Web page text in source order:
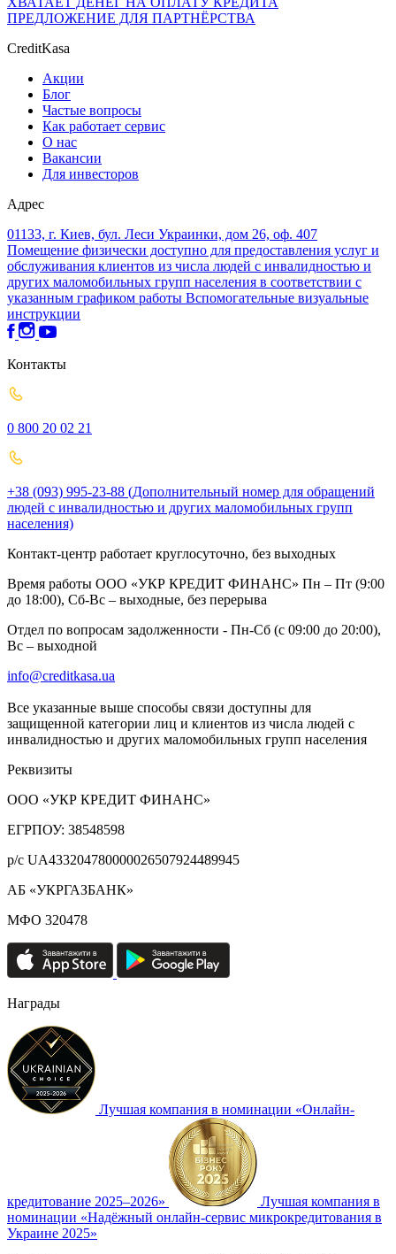
ПРЕДЛОЖЕНИЕ ДЛЯ ПАРТНЁРСТВА
CreditKasa
Акции
Блог
Частые вопросы
Как работает сервис
О нас
Вакансии
Для инвесторов
Адрес
01133, г. Киев, бул. Леси Украинки, дом 26, оф. 407
Помещение физически доступно для предоставления услуг и
обслуживания клиентов из числа людей с инвалидностью и
других маломобильных групп населения в соответствии с
указанным графиком работы Вспомогательные визуальные
инструкции
Контакты
0 800 20 02 21
+38 (093) 995-23-88 (Дополнительный номер для обращений
людей с инвалидностью и других маломобильных групп
населения)
Контакт-центр работает круглосуточно, без выходных
Время работы ООО «УКР КРЕДИТ ФИНАНС» Пн – Пт (9:00
до 18:00), Сб-Вс – выходные, без перерыва
Отдел по вопросам задолженности - Пн-Сб (с 09:00 до 20:00),
Вс – выходной
info@creditkasa.ua
Все указанные выше способы связи доступны для
защищенной категории лиц и клиентов из числа людей с
инвалидностью и других маломобильных групп населения
Реквизиты
ООО «УКР КРЕДИТ ФИНАНС»
ЕГРПОУ: 38548598
р/с UA433204780000026507924489945
АБ «УКРГАЗБАНК»
МФО 320478
Награды
Лучшая компания в номинации «Онлайн-
кредитование 2025–2026»
Лучшая компания в
номинации «Надёжный онлайн-сервис микрокредитования в
Украине 2025»